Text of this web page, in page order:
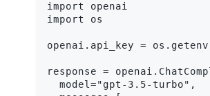
import openai
import os
openai.api_key =
response =
  model="gpt-3.5-turbo",